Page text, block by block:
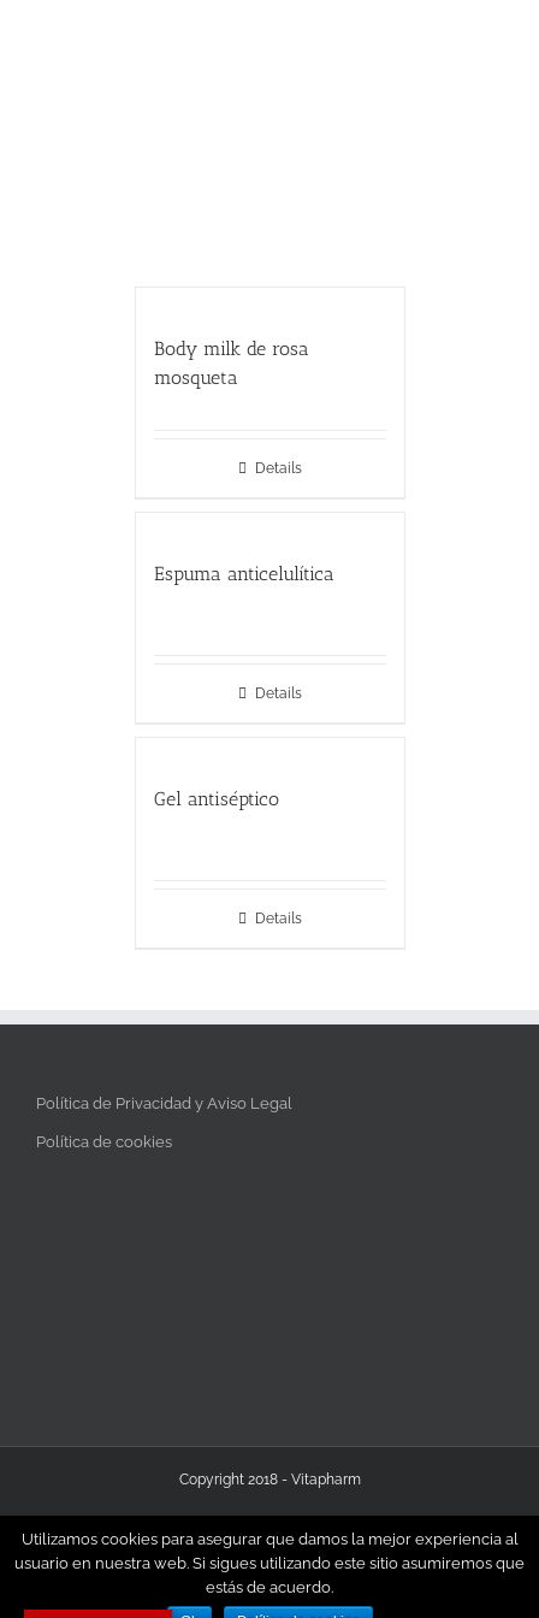
Body milk de rosa
mosqueta
Details
Espuma anticelulítica
Details
Gel antiséptico
Details
Política de Privacidad y Aviso Legal
Política de cookies
Copyright 2018 - Vitapharm
Utilizamos cookies para asegurar que damos la mejor experiencia al
usuario en nuestra web. Si sigues utilizando este sitio asumiremos que
estás de acuerdo.